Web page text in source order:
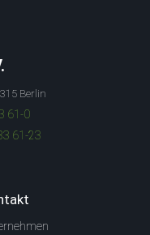
Berlin
61-0
61-23